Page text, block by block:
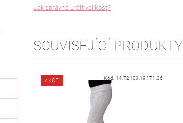
Jak správně určit velikost?
SOUVISEJÍCÍ PRODUKTY
AKCE Kód: 14.72103.19171.36